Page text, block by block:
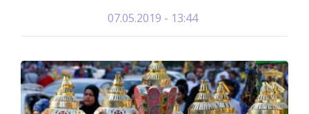
07.05.2019 - 13:44